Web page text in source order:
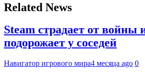
Related News
Steam страдает от войны
подорожает у соседей
Навигатор игрового мира4 месяца ago 0